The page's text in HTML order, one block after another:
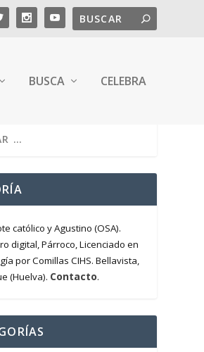
BUSCA CELEBRA
católico y Agustino (OSA).
digital, Párroco, Licenciado en
por Comillas CIHS. Bellavista,
(Huelva). Contacto.